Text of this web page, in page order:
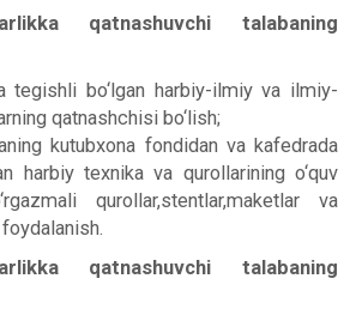
qatnashuvchi talabaning
tegishli bo‘lgan harbiy-ilmiy va ilmiy-
qatnashchisi bo‘lish;
kutubxona fondidan va kafedrada
harbiy texnika va qurollarining o‘quv
qurollar,stentlar,maketlar va
qatnashuvchi talabaning